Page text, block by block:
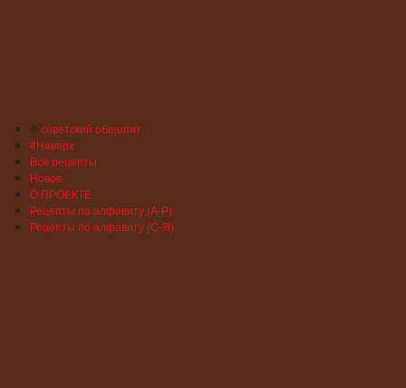
©советский общепит
#Наверх
Все рецепты
Новое
О ПРОЕКТЕ
Рецепты по алфавиту (А-Р)
Рецепты по алфавиту (С-Я)